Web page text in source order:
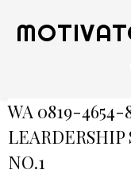
WA 0819-
LEARDERSHIP
NO.1